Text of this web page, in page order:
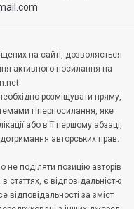
на сайті, дозволяється
активного посилання на
розміщувати пряму,
гіперпосилання, яке
або в її першому абзаці,
авторських прав.
поділяти позицію авторів
статтях, є відповідальністю
відповідальності за зміст